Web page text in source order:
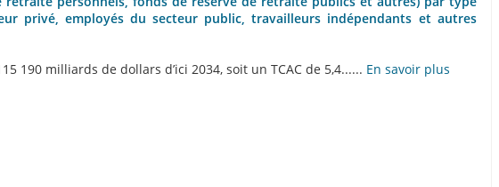
privé, employés du secteur public, travailleurs indépendants et autres
190 milliards de dollars d’ici 2034, soit un TCAC de 5,4...... En savoir plus